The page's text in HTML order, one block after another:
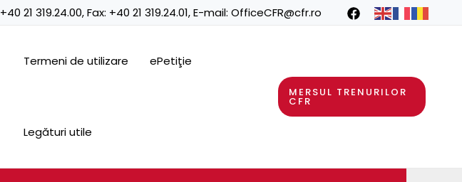
+40 21 319.24.00, Fax: +40 21 319.24.01, E-mail: OfficeCFR@cfr.ro
Termeni de utilizare ePetiţie
Legături utile
MERSUL TRENURILOR
CFR